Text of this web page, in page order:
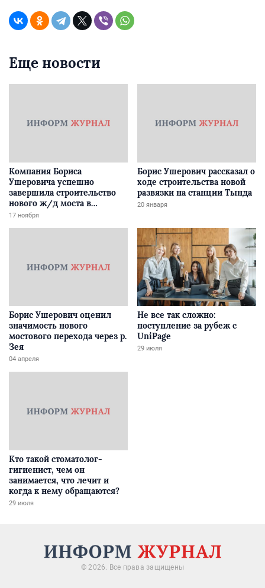
Еще новости
Компания Бориса
Ушеровича успешно
завершила строительство
нового ж/д моста в
Забайкалье
17 ноября
Борис Ушерович рассказал о
ходе строительства новой
развязки на станции Тында
20 января
Борис Ушерович оценил
значимость нового
мостового перехода через р.
Зея
04 апреля
Не все так сложно:
поступление за рубеж с
UniPage
29 июля
Кто такой стоматолог-
гигиенист, чем он
занимается, что лечит и
когда к нему обращаются?
29 июля
© 2026. Все права защищены